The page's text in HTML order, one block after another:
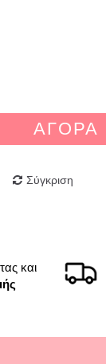
ΑΓΟΡΆ
Σύγκριση
και